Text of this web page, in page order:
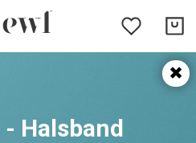
Halsband